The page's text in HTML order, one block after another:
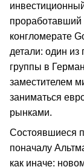
конгломерате
детали: один из
группы в
заместителем
заниматься
рынками.
Состоявшиеся
поначалу
как иначе: